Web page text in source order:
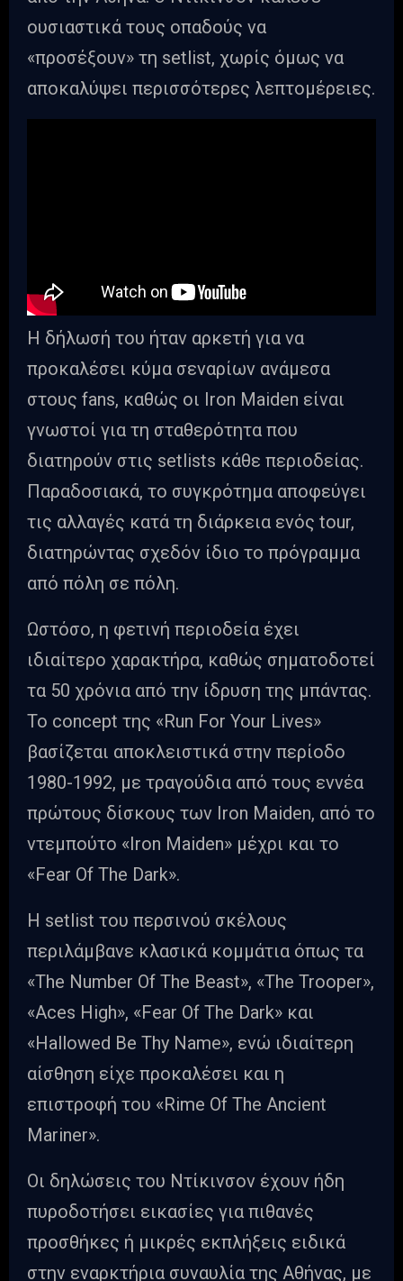
ουσιαστικά τους οπαδούς να
«προσέξουν» τη setlist, χωρίς όμως να
αποκαλύψει περισσότερες λεπτομέρειες.
Η δήλωσή του ήταν αρκετή για να
προκαλέσει κύμα σεναρίων ανάμεσα
στους fans, καθώς οι Iron Maiden είναι
γνωστοί για τη σταθερότητα που
διατηρούν στις setlists κάθε περιοδείας.
Παραδοσιακά, το συγκρότημα αποφεύγει
τις αλλαγές κατά τη διάρκεια ενός tour,
διατηρώντας σχεδόν ίδιο το πρόγραμμα
από πόλη σε πόλη.
Ωστόσο, η φετινή περιοδεία έχει
ιδιαίτερο χαρακτήρα, καθώς σηματοδοτεί
τα 50 χρόνια από την ίδρυση της μπάντας.
Το concept της «Run For Your Lives»
βασίζεται αποκλειστικά στην περίοδο
1980-1992, με τραγούδια από τους εννέα
πρώτους δίσκους των Iron Maiden, από το
ντεμπούτο «Iron Maiden» μέχρι και το
«Fear Of The Dark».
Η setlist του περσινού σκέλους
περιλάμβανε κλασικά κομμάτια όπως τα
«The Number Of The Beast», «The Trooper»,
«Aces High», «Fear Of The Dark» και
«Hallowed Be Thy Name», ενώ ιδιαίτερη
αίσθηση είχε προκαλέσει και η
επιστροφή του «Rime Of The Ancient
Mariner».
Οι δηλώσεις του Ντίκινσον έχουν ήδη
πυροδοτήσει εικασίες για πιθανές
προσθήκες ή μικρές εκπλήξεις ειδικά
στην εναρκτήρια συναυλία της Αθήνας, με